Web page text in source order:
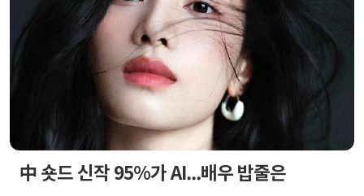
中 숏드 신작 95%가 AI...배우 밥줄은